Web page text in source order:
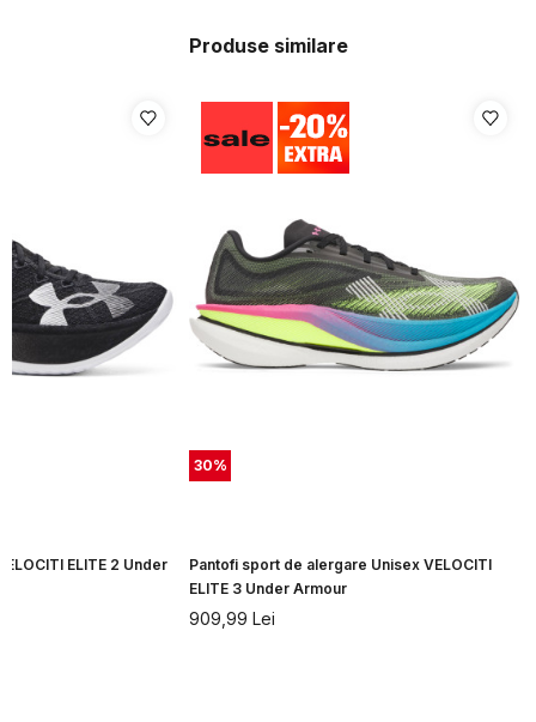
Produse similare
ELITE 2 Under
30%
Pantofi sport de alergare Unisex VELOCITI
ELITE 3 Under Armour
909,99 Lei